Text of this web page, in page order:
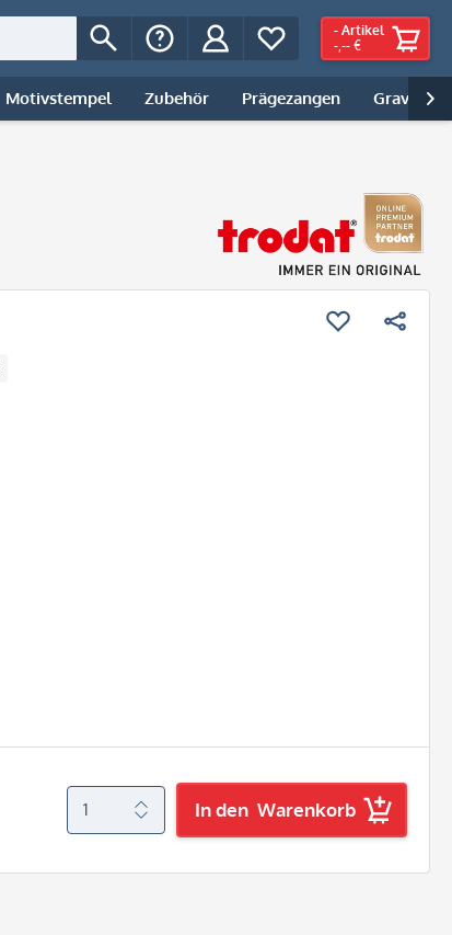
- Artikel
-,-- €
Motivstempel Zubehör Prägezangen Gravur |

In den Warenkorb